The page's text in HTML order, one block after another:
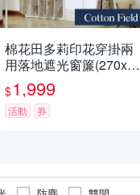
棉花田多莉印花穿掛兩
用落地遮光窗簾(270x23
0cm)
$1,999
活動 券